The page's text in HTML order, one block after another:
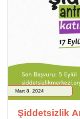
Mart 8, 2024
Şiddetsizlik